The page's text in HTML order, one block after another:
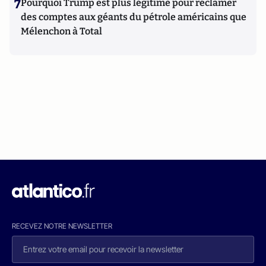
7Pourquoi Trump est plus légitime pour réclamer
des comptes aux géants du pétrole américains que
Mélenchon à Total
RECEVEZ NOTRE NEWSLETTER